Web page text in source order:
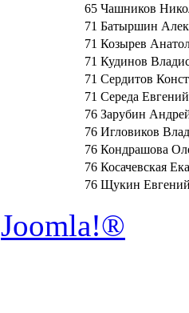
65 Чашников
71 Батыршин
71 Козырев
71 Кудинов
71 Сердитов
71 Середа Евгений
76 Зарубин
76 Игловиков
76 Кондрашова
76 Косачевская
76 Щукин
Joomla!®